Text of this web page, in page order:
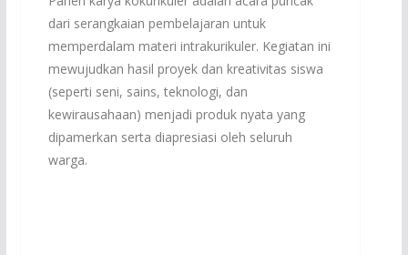
dari serangkaian pembelajaran untuk
memperdalam materi intrakurikuler. Kegiatan ini
mewujudkan hasil proyek dan kreativitas siswa
(seperti seni, sains, teknologi, dan
kewirausahaan) menjadi produk nyata yang
dipamerkan serta diapresiasi oleh seluruh
warga.